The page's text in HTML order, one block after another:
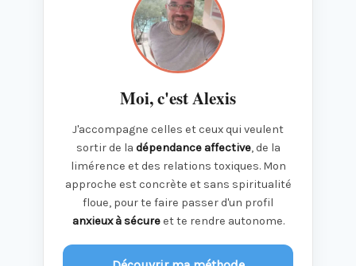
Moi, c'est Alexis
J'accompagne celles et ceux qui veulent
sortir de la dépendance affective, de la
limérence et des relations toxiques. Mon
approche est concrète et sans spiritualité
floue, pour te faire passer d'un profil
anxieux à sécureet te rendre autonome.